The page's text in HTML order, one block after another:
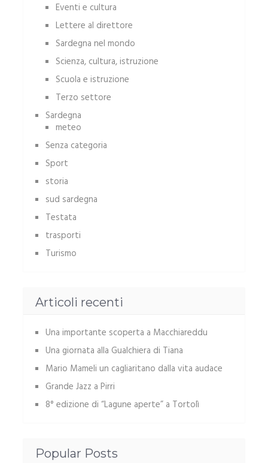
Eventi e cultura
Lettere al direttore
Sardegna nel mondo
Scienza, cultura, istruzione
Scuola e istruzione
Terzo settore
Sardegna
meteo
Senza categoria
Sport
storia
sud sardegna
Testata
trasporti
Turismo
Articoli recenti
Una importante scoperta a Macchiareddu
Una giornata alla Gualchiera di Tiana
Mario Mameli un cagliaritano dalla vita audace
Grande Jazz a Pirri
8° edizione di “Lagune aperte” a Tortolì
Popular Posts